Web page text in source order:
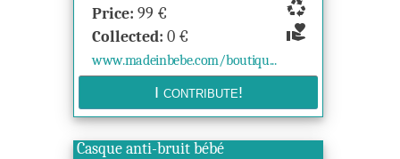
recycling
volunteer_activism
Price: 99 €
Collected: 0 €
www.madeinbebe.com/boutiqu...
Casque anti-bruit bébé